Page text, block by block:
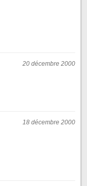
20 décembre 2000
18 décembre 2000